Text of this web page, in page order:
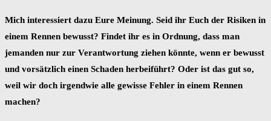
Mich interessiert dazu Eure Meinung. Seid ihr Euch der Risiken in
einem Rennen bewusst? Findet ihr es in Ordnung, dass man
jemanden nur zur Verantwortung ziehen könnte, wenn er bewusst
und vorsätzlich einen Schaden herbeiführt? Oder ist das gut so,
weil wir doch irgendwie alle gewisse Fehler in einem Rennen
machen?